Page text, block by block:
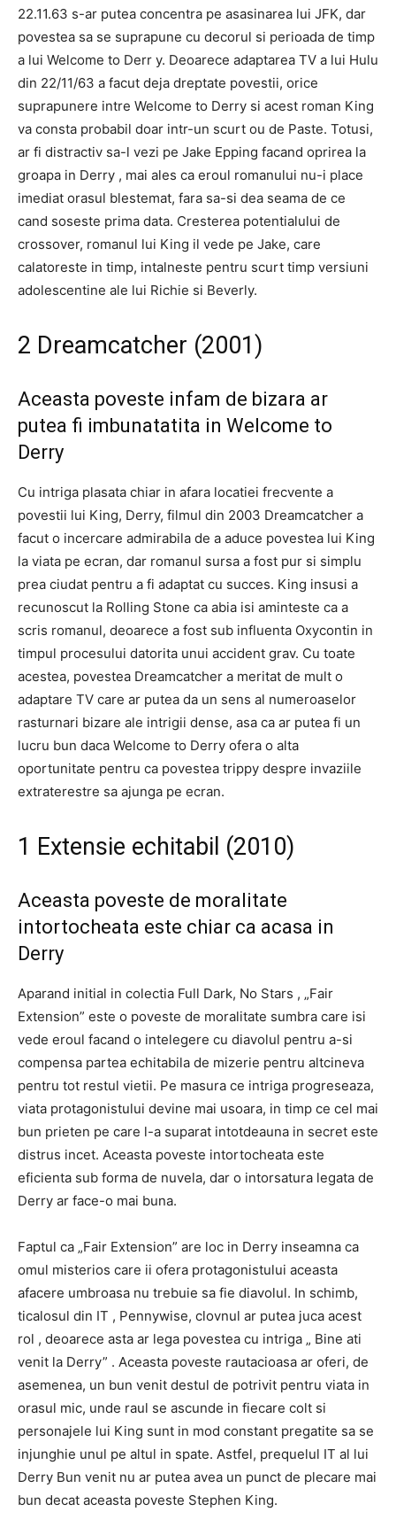
22.11.63 s-ar putea concentra pe asasinarea lui JFK, dar
povestea sa se suprapune cu decorul si perioada de timp
a lui Welcome to Derr y. Deoarece adaptarea TV a lui Hulu
din 22/11/63 a facut deja dreptate povestii, orice
suprapunere intre Welcome to Derry si acest roman King
va consta probabil doar intr-un scurt ou de Paste. Totusi,
ar fi distractiv sa-l vezi pe Jake Epping facand oprirea la
groapa in Derry , mai ales ca eroul romanului nu-i place
imediat orasul blestemat, fara sa-si dea seama de ce
cand soseste prima data. Cresterea potentialului de
crossover, romanul lui King il vede pe Jake, care
calatoreste in timp, intalneste pentru scurt timp versiuni
adolescentine ale lui Richie si Beverly.
2 Dreamcatcher (2001)
Aceasta poveste infam de bizara ar
putea fi imbunatatita in Welcome to
Derry
Cu intriga plasata chiar in afara locatiei frecvente a
povestii lui King, Derry, filmul din 2003 Dreamcatcher a
facut o incercare admirabila de a aduce povestea lui King
la viata pe ecran, dar romanul sursa a fost pur si simplu
prea ciudat pentru a fi adaptat cu succes. King insusi a
recunoscut la Rolling Stone ca abia isi aminteste ca a
scris romanul, deoarece a fost sub influenta Oxycontin in
timpul procesului datorita unui accident grav. Cu toate
acestea, povestea Dreamcatcher a meritat de mult o
adaptare TV care ar putea da un sens al numeroaselor
rasturnari bizare ale intrigii dense, asa ca ar putea fi un
lucru bun daca Welcome to Derry ofera o alta
oportunitate pentru ca povestea trippy despre invaziile
extraterestre sa ajunga pe ecran.
1 Extensie echitabil (2010)
Aceasta poveste de moralitate
intortocheata este chiar ca acasa in
Derry
Aparand initial in colectia Full Dark, No Stars , „Fair
Extension” este o poveste de moralitate sumbra care isi
vede eroul facand o intelegere cu diavolul pentru a-si
compensa partea echitabila de mizerie pentru altcineva
pentru tot restul vietii. Pe masura ce intriga progreseaza,
viata protagonistului devine mai usoara, in timp ce cel mai
bun prieten pe care l-a suparat intotdeauna in secret este
distrus incet. Aceasta poveste intortocheata este
eficienta sub forma de nuvela, dar o intorsatura legata de
Derry ar face-o mai buna.
Faptul ca „Fair Extension” are loc in Derry inseamna ca
omul misterios care ii ofera protagonistului aceasta
afacere umbroasa nu trebuie sa fie diavolul. In schimb,
ticalosul din IT , Pennywise, clovnul ar putea juca acest
rol , deoarece asta ar lega povestea cu intriga „ Bine ati
venit la Derry” . Aceasta poveste rautacioasa ar oferi, de
asemenea, un bun venit destul de potrivit pentru viata in
orasul mic, unde raul se ascunde in fiecare colt si
personajele lui King sunt in mod constant pregatite sa se
injunghie unul pe altul in spate. Astfel, prequelul IT al lui
Derry Bun venit nu ar putea avea un punct de plecare mai
bun decat aceasta poveste Stephen King.